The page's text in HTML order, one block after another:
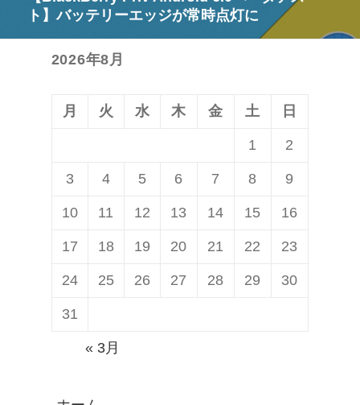
の
投
ト】バッテリーエッジが常時点灯に
2026年8月
月 火 水 木 金 土 日
1 2
3 4 5 6 7 8 9
10 11 12 13 14 15 16
17 18 19 20 21 22 23
24 25 26 27 28 29 30
31
« 3月